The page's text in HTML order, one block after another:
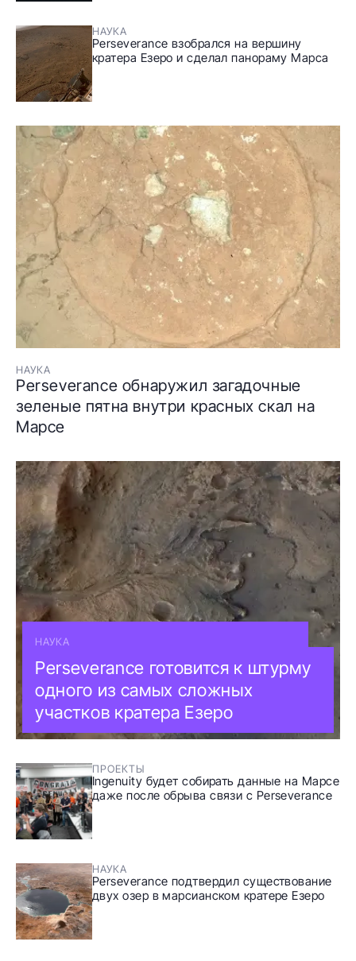
НАУКА
Perseverance взобрался на вершину
кратера Езеро и сделал панораму Марса
НАУКА
Perseverance обнаружил загадочные
зеленые пятна внутри красных скал на
Марсе
НАУКА
Perseverance готовится к штурму
одного из самых сложных
участков кратера Езеро
ПРОЕКТЫ
Ingenuity будет собирать данные на Марсе
даже после обрыва связи с Perseverance
НАУКА
Perseverance подтвердил существование
двух озер в марсианском кратере Езеро